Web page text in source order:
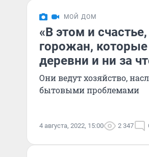
МОЙ ДОМ
«В этом и
горожан,
деревни и ни за
Они ведут хозяйство,
бытовыми проблемами
4 августа, 2022, 15:00 2 347